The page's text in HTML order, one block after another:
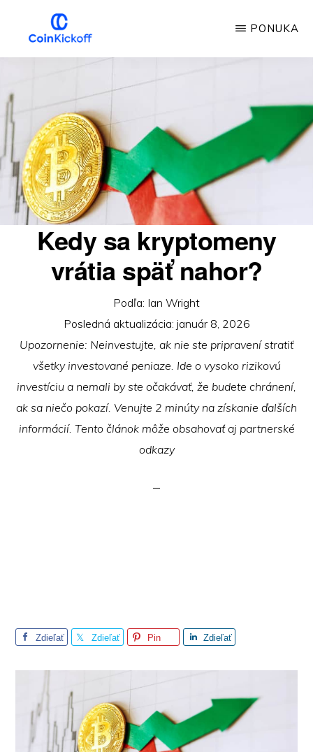
hlavný
VÝKOP
PONUKA
Kedy sa kryptomeny
vrátia späť nahor?
Podľa: Ian Wright
Posledná aktualizácia: január 8, 2026
Upozornenie: Neinvestujte, ak nie ste pripravení stratiť
všetky investované peniaze. Ide o vysoko rizikovú
investíciu a nemali by ste očakávať, že budete chránení,
ak sa niečo pokazí. Venujte 2 minúty na získanie ďalších
informácií. Tento článok môže obsahovať aj partnerské
odkazy
Zdieľať Zdieľať Pin Zdieľať